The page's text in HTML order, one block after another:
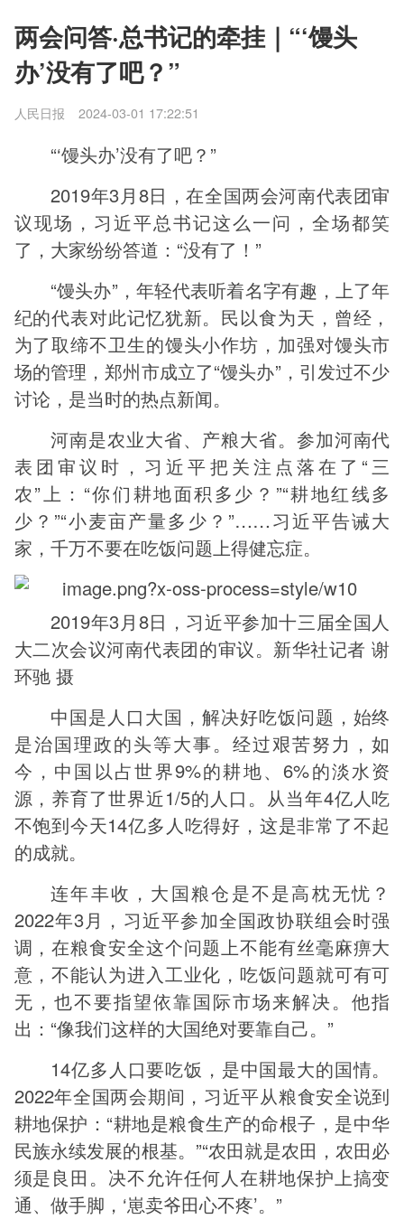
两会问答·总书记的牵挂｜“‘馒头
办’没有了吧？”
人民日报 2024-03-01 17:22:51
“‘馒头办’没有了吧？”
2019年3月8日，在全国两会河南代表团审
议现场，习近平总书记这么一问，全场都笑
了，大家纷纷答道：“没有了！”
“馒头办”，年轻代表听着名字有趣，上了年
纪的代表对此记忆犹新。民以食为天，曾经，
为了取缔不卫生的馒头小作坊，加强对馒头市
场的管理，郑州市成立了“馒头办”，引发过不少
讨论，是当时的热点新闻。
河南是农业大省、产粮大省。参加河南代
表团审议时，习近平把关注点落在了“三
农”上：“你们耕地面积多少？”“耕地红线多
少？”“小麦亩产量多少？”……习近平告诫大
家，千万不要在吃饭问题上得健忘症。
2019年3月8日，习近平参加十三届全国人
大二次会议河南代表团的审议。新华社记者 谢
环驰 摄
中国是人口大国，解决好吃饭问题，始终
是治国理政的头等大事。经过艰苦努力，如
今，中国以占世界9%的耕地、6%的淡水资
源，养育了世界近1/5的人口。从当年4亿人吃
不饱到今天14亿多人吃得好，这是非常了不起
的成就。
连年丰收，大国粮仓是不是高枕无忧？
2022年3月，习近平参加全国政协联组会时强
调，在粮食安全这个问题上不能有丝毫麻痹大
意，不能认为进入工业化，吃饭问题就可有可
无，也不要指望依靠国际市场来解决。他指
出：“像我们这样的大国绝对要靠自己。”
14亿多人口要吃饭，是中国最大的国情。
2022年全国两会期间，习近平从粮食安全说到
耕地保护：“耕地是粮食生产的命根子，是中华
民族永续发展的根基。”“农田就是农田，农田必
须是良田。决不允许任何人在耕地保护上搞变
通、做手脚，‘崽卖爷田心不疼’。”